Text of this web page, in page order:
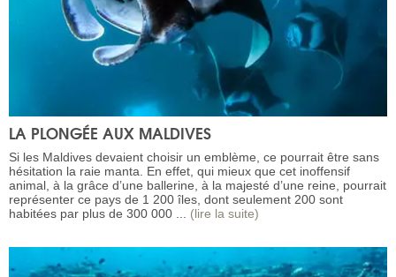
LA PLONGÉE AUX MALDIVES
Si les Maldives devaient choisir un emblème, ce pourrait être sans
hésitation la raie manta. En effet, qui mieux que cet inoffensif
animal, à la grâce d’une ballerine, à la majesté d’une reine, pourrait
représenter ce pays de 1 200 îles, dont seulement 200 sont
habitées par plus de 300 000 ... (lire la suite)